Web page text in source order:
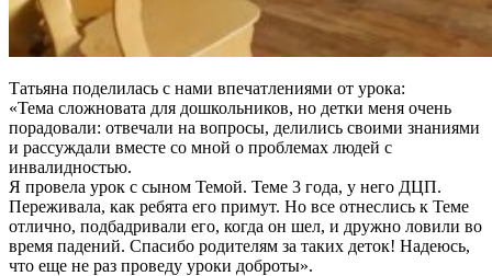
Татьяна поделилась с нами впечатлениями от урока:
«‎Тема сложновата для дошкольников, но детки меня очень
порадовали: отвечали на вопросы, делились своими знаниями
и рассуждали вместе со мной о проблемах людей с
инвалидностью.
Я провела урок с сыном Темой. Теме 3 года, у него ДЦП.
Переживала, как ребята его примут. Но все отнеслись к Теме
отлично, подбадривали его, когда он шел, и дружно ловили во
время падений. Спасибо родителям за таких деток! Надеюсь,
что еще не раз проведу уроки доброты».‎